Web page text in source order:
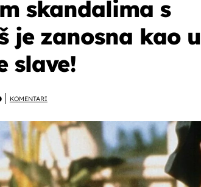
skandalima s
je zanosna kao u
slave!
KOMENTARI